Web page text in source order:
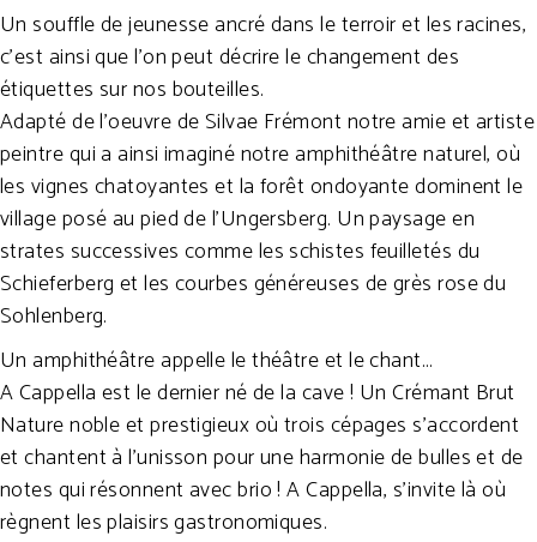
Un souffle de jeunesse ancré dans le terroir et les racines,
c’est ainsi que l’on peut décrire le changement des
étiquettes sur nos bouteilles.
Adapté de l’oeuvre de Silvae Frémont notre amie et artiste
peintre qui a ainsi imaginé notre amphithéâtre naturel, où
les vignes chatoyantes et la forêt ondoyante dominent le
village posé au pied de l’Ungersberg. Un paysage en
strates successives comme les schistes feuilletés du
Schieferberg et les courbes généreuses de grès rose du
Sohlenberg.
Un amphithéâtre appelle le théâtre et le chant…
A Cappella est le dernier né de la cave ! Un Crémant Brut
Nature noble et prestigieux où trois cépages s’accordent
et chantent à l’unisson pour une harmonie de bulles et de
notes qui résonnent avec brio ! A Cappella, s’invite là où
règnent les plaisirs gastronomiques.